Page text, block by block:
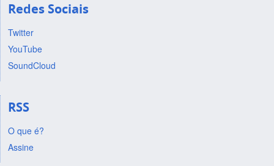
Redes Sociais
Twitter
YouTube
SoundCloud
RSS
O que é?
Assine